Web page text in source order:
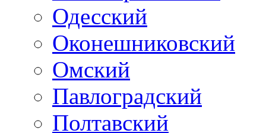
Одесский
Оконешниковский
Омский
Павлоградский
Полтавский